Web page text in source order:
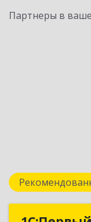
Партнеры в